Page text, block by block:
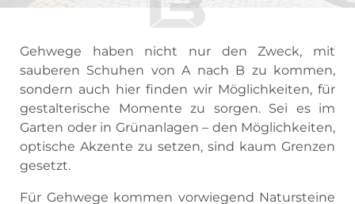
Gehwege haben nicht nur den Zweck, mit
sauberen Schuhen von A nach B zu kommen,
sondern auch hier finden wir Möglichkeiten, für
gestalterische Momente zu sorgen. Sei es im
Garten oder in Grünanlagen – den Möglichkeiten,
optische Akzente zu setzen, sind kaum Grenzen
gesetzt.
Für Gehwege kommen vorwiegend Natursteine